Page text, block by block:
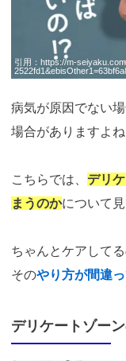
引用： https://m-
病気が原因でない
場合がありますよね
こちらでは、 デリ
まうのかについて見
ちゃんとケアして
そのやり方が間違
デリケートゾー